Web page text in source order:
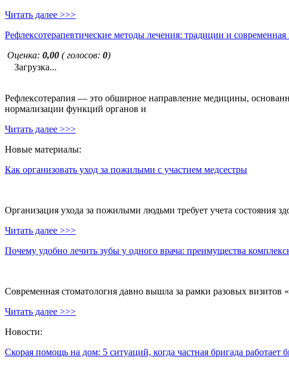
Читать далее >>>
Рефлексотерапевтические методы лечения: традиции и современная
Оценка: 0,00 ( голосов: 0)
Загрузка...
Рефлексотерапия — это обширное направление медицины,
нормализации функций органов и
Читать далее >>>
Новые материалы:
Как организовать уход за пожилыми с участием медсестры
Организация ухода за пожилыми людьми требует учета состояния
Читать далее >>>
Почему удобно лечить зубы у одного врача: преимущества
Современная стоматология давно вышла за рамки разовых
Читать далее >>>
Новости:
Скорая помощь на дом: 5 ситуаций, когда частная бригада работает